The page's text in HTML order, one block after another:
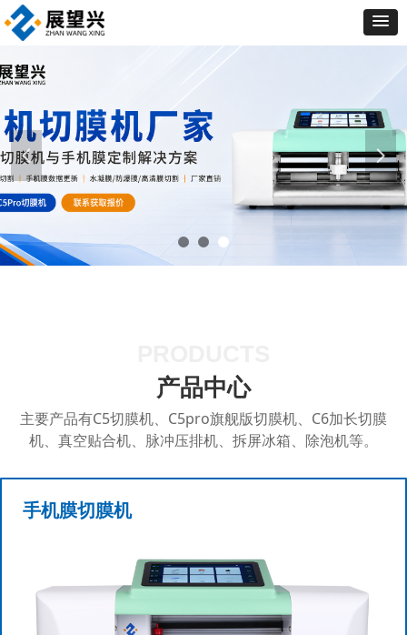
产品中心
主要产品有C5切膜机、C5pro旗舰版切膜机、C6加长切膜
机、真空贴合机、脉冲压排机、拆屏冰箱、除泡机等。
手机膜切膜机
넳 넲